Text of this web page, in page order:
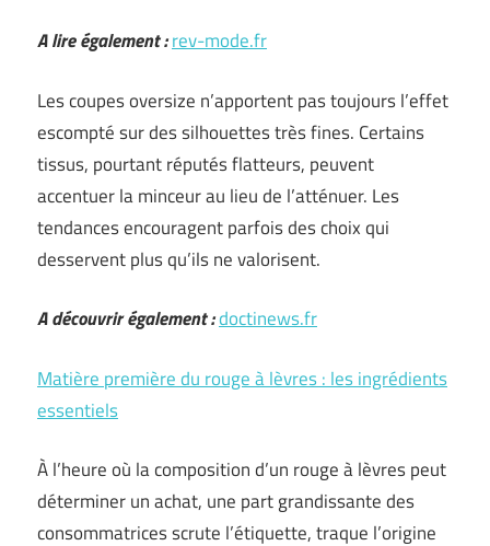
A lire également :rev-mode.fr
Les coupes oversize n’apportent pas toujours l’effet
escompté sur des silhouettes très fines. Certains
tissus, pourtant réputés flatteurs, peuvent
accentuer la minceur au lieu de l’atténuer. Les
tendances encouragent parfois des choix qui
desservent plus qu’ils ne valorisent.
A découvrir également :doctinews.fr
Matière première du rouge à lèvres : les ingrédients
essentiels
À l’heure où la composition d’un rouge à lèvres peut
déterminer un achat, une part grandissante des
consommatrices scrute l’étiquette, traque l’origine